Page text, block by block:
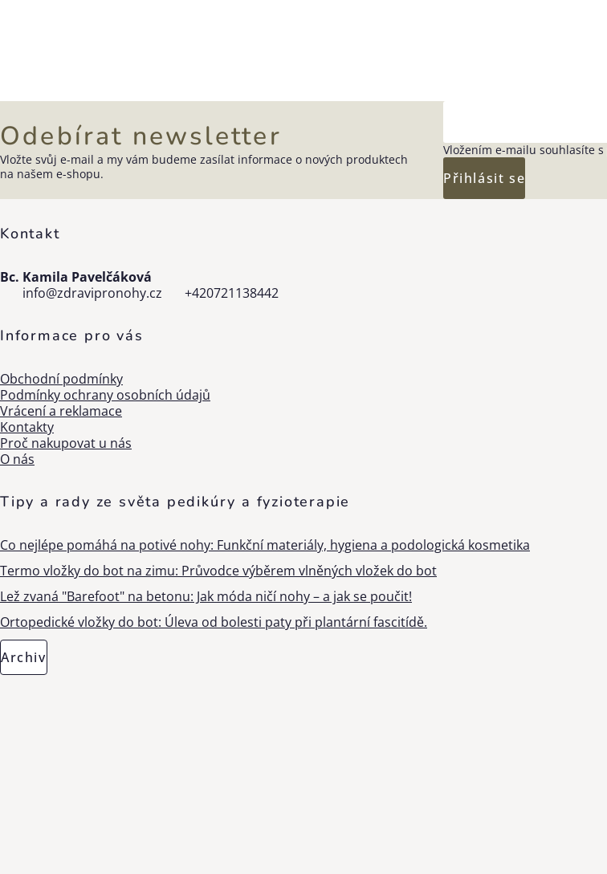
Zápatí
Kontakt
Bc. Kamila Pavelčáková
info@zdravipronohy.cz +420721138442
Informace pro vás
Obchodní podmínky
Podmínky ochrany osobních údajů
Vrácení a reklamace
Kontakty
Proč nakupovat u nás
O nás
Tipy a rady ze světa pedikúry a fyzioterapie
Co nejlépe pomáhá na potivé nohy: Funkční materiály, hygiena a podologická kosmetika
Termo vložky do bot na zimu: Průvodce výběrem vlněných vložek do bot
Lež zvaná "Barefoot" na betonu: Jak móda ničí nohy – a jak se poučit!
Ortopedické vložky do bot: Úleva od bolesti paty při plantární fascitídě.
Archiv
Odebírat newsletter
Vložte svůj e-mail a my vám budeme zasílat informace o nových produktech
na našem e-shopu.
Vložením e-mailu souhlasíte s
Přihlásit se